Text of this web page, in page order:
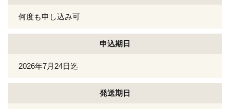
何度も申し込み可
申込期日
2026年7月24日迄
発送期日